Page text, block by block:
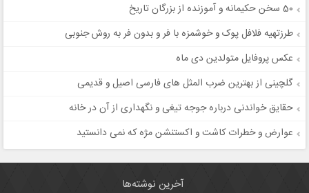
50 سخن حکیمانه و آموزنده از بزرگان تاریخ
طرزتهیه فلافل پوک و خوشمزه با فر و بدون فر به روش جنوبی
عکس پروفایل متولدین دی ماه
گلچینی از بهترین ضرب المثل های فارسی اصیل و قدیمی
حقایق خواندنی درباره جوجه تیغی و نگهداری از آن در خانه
عوارض و خطرات کاشت و اکستنشن مژه که نمی دانستید
آخرین نوشته‌ها